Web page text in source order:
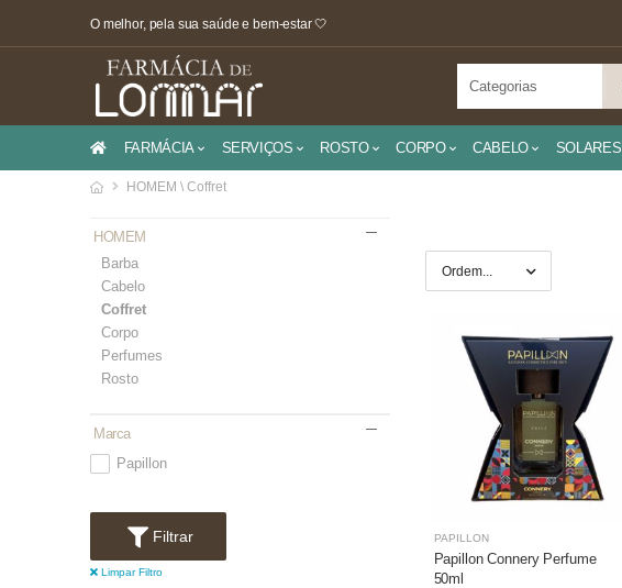
O melhor, pela sua saúde e bem-estar 🤍
FARMÁCIA SERVIÇOS ROSTO CORPO CABELO SOLARES
HOMEM \ Coffret
HOMEM
Barba
Cabelo
Coffret
Corpo
Perfumes
Rosto
Marca
Papillon
Filtrar
Limpar Filtro
PAPILLON
Papillon Connery Perfume
50ml